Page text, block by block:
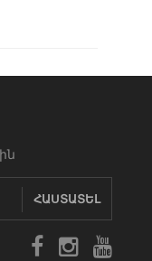
ՀԱՍՏԱՏԵԼ